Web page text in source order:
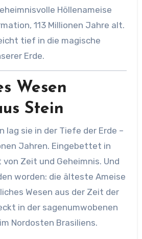
Höllenameise
113 Millionen Jahre alt.
tief in die magische
Erde.
Wesen
Stein
lag sie in der Tiefe der Erde –
Jahren. Eingebettet in
Zeit und Geheimnis. Und
worden: die älteste Ameise
Wesen aus der Zeit der
in der sagenumwobenen
Nordosten Brasiliens.